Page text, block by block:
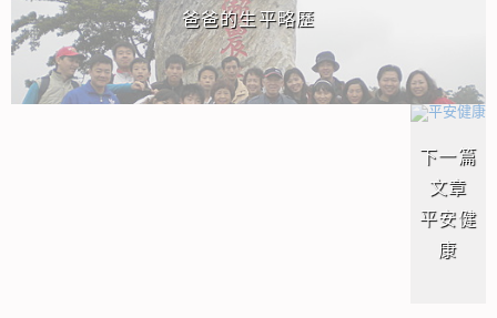
爸爸的生平略歷
下一篇
文章
平安健
康